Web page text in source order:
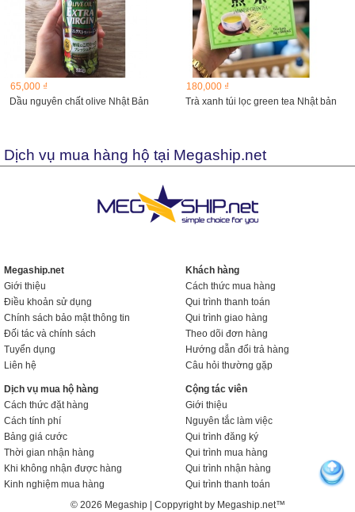
65,000 ₫
Dầu nguyên chất olive Nhật Bản
180,000 ₫
Trà xanh túi lọc green tea Nhật bản
Dịch vụ mua hàng hộ tại Megaship.net
Megaship.net
Giới thiệu
Điều khoản sử dụng
Chính sách bảo mật thông tin
Đối tác và chính sách
Tuyển dụng
Liên hệ
Khách hàng
Cách thức mua hàng
Qui trình thanh toán
Qui trình giao hàng
Theo dõi đơn hàng
Hướng dẫn đổi trả hàng
Câu hỏi thường gặp
Dịch vụ mua hộ hàng
Cách thức đặt hàng
Cách tính phí
Bảng giá cước
Thời gian nhận hàng
Khi không nhận được hàng
Kinh nghiệm mua hàng
Cộng tác viên
Giới thiệu
Nguyên tắc làm việc
Qui trình đăng ký
Qui trình mua hàng
Qui trình nhận hàng
Qui trình thanh toán
© 2026 Megaship | Coppyright by Megaship.net™